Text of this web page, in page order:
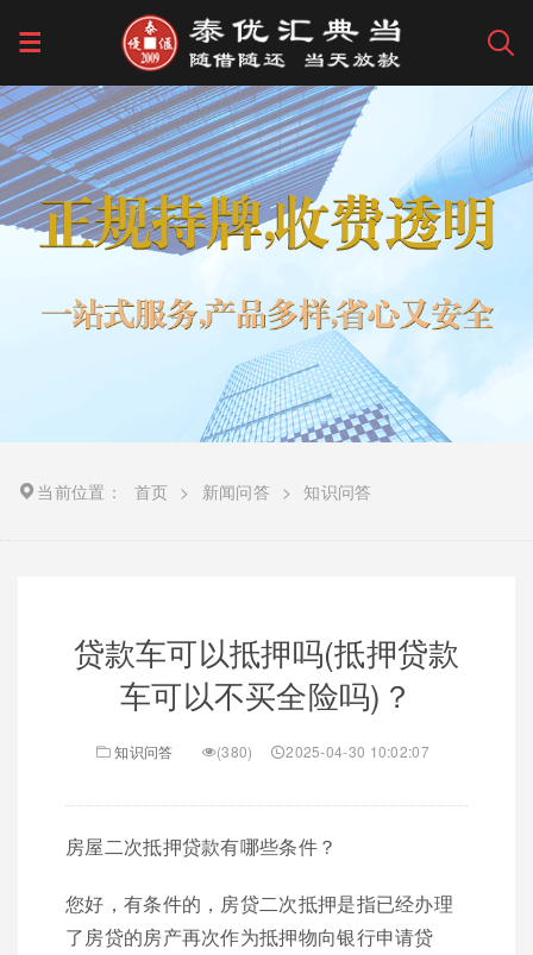
当前位置： 首页 > 新闻问答 > 知识问答
贷款车可以抵押吗(抵押贷款
车可以不买全险吗)？
知识问答 (380) 2025-04-30 10:02:07
房屋二次抵押贷款有哪些条件？
您好，有条件的，房贷二次抵押是指已经办理
了房贷的房产再次作为抵押物向银行申请贷